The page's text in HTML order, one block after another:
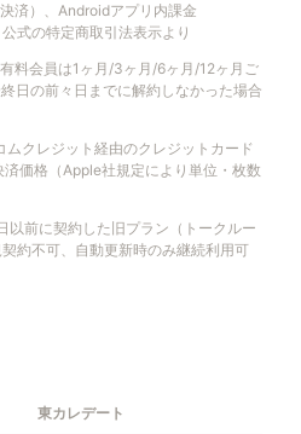
済）、Androidアプリ内課金
式の特定商取引法表示より
有料会員は1ヶ月/3ヶ月/6ヶ月/12ヶ月ご
日の前々日までに解約しなかった場合
ムクレジット経由のクレジットカード
価格（Apple社規定により単位・枚数
以前に契約した旧プラン（トークルー
約不可、自動更新時のみ継続利用可
東カレデート